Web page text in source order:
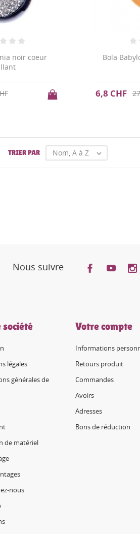
noir coeur
Bola
6,8 CHF
TRIER PAR Nom, A à Z 
Nous suivre
société
légales
générales de
de matériel
nous
Votre compte
Informations
Retours produit
Commandes
Avoirs
Adresses
Bons de réduction